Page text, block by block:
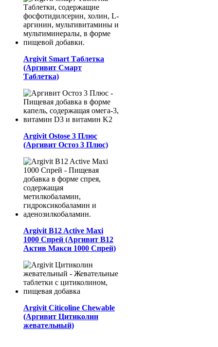
Аrgivit Smart Таблетка
(Аргивит Смарт
Таблетка)
Argivit Ostose 3 Плюс
(Аргивит Остоз 3 Плюс)
Argivit B12 Active Maxi
1000 Спрей (Аргивит B12
Актив Макси 1000 Спрей)
Argivit Citicoline Chewable
(Аргивит Цитиколин
жевательный)